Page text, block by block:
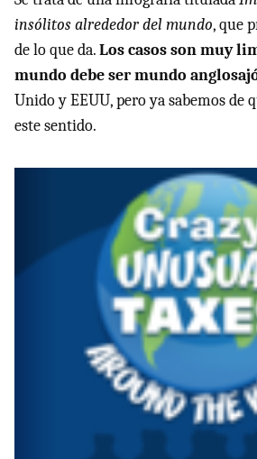
insólitos alrededor del mundo, que
de lo que da.Los casos son muy
mundo debe ser mundo
Unido y EEUU, pero ya sabemos de
este sentido.